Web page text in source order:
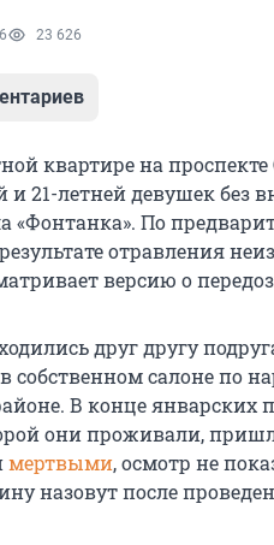
23 626
квартире на
и 21-летней девушек
«Фонтанка». По
отравления
версию о
друг другу
собственном салоне по
В конце январских
они проживали,
мертвыми, осмотр не
назовут после